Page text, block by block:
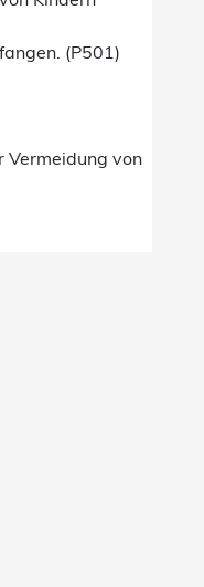
(P501)
Vermeidung von